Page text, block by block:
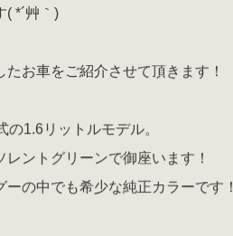
( *´艸｀)
たお車をご紹介させて頂きます！
の1.6リットルモデル。
レントグリーンで御座います！
ーの中でも希少な純正カラーです！